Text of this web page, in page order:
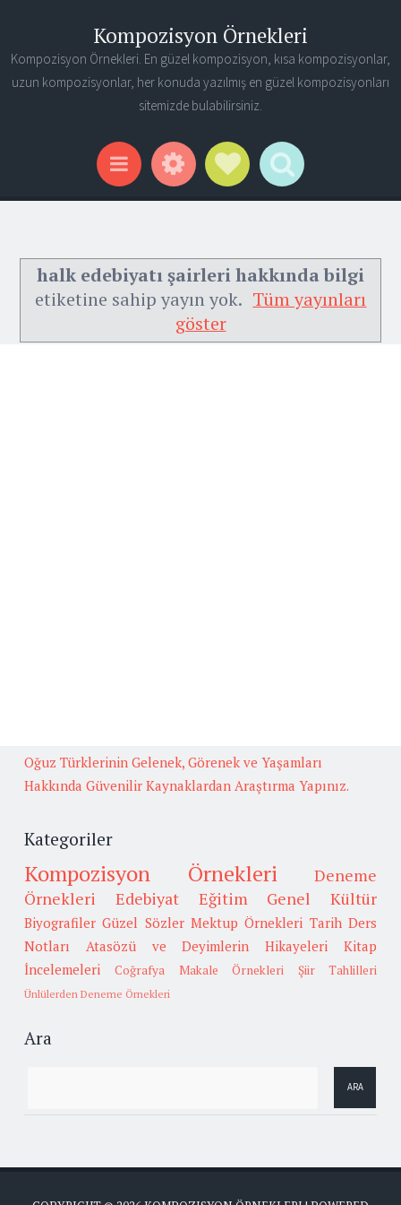
Kompozisyon Örnekleri
Kompozisyon Örnekleri. En güzel kompozisyon, kısa kompozisyonlar,
uzun kompozisyonlar, her konuda yazılmış en güzel kompozisyonları
sitemizde bulabilirsiniz.
Menu WidgetsSocial Links
Search
halk edebiyatı şairleri hakkında bilgi
etiketine sahip yayın yok. Tüm yayınları
göster
Oğuz Türklerinin Gelenek, Görenek ve Yaşamları
Hakkında Güvenilir Kaynaklardan Araştırma Yapınız.
Kategoriler
Kompozisyon Örnekleri
Deneme
Örnekleri
Edebiyat Eğitim Genel Kültür
Biyografiler Güzel Sözler Mektup Örnekleri Tarih Ders
Notları
Atasözü ve Deyimlerin Hikayeleri
Kitap
İncelemeleri
Coğrafya Makale Örnekleri Şiir Tahlilleri
Ünlülerden Deneme Örnekleri
Ara